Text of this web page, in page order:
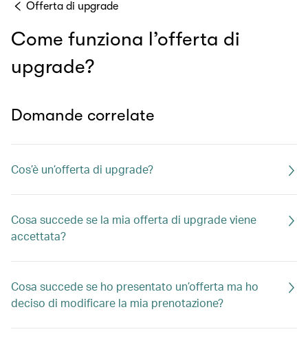
Offerta di upgrade
Come funziona l’offerta di
upgrade?
Domande correlate
Cos’è un’offerta di upgrade?
Cosa succede se la mia offerta di upgrade viene
accettata?
Cosa succede se ho presentato un’offerta ma ho
deciso di modificare la mia prenotazione?